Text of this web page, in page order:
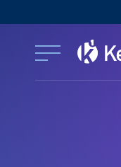
al
contenuto